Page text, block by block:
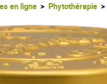
en ligne Phytothérapie